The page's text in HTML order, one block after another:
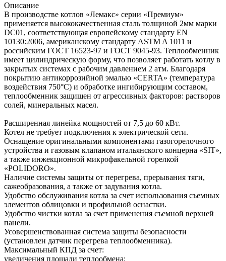
Описание
В производстве котлов «Лемакс» серии «Премиум»
применяется высококачественная сталь толщиной 2мм марки
DC01, соответствующая европейскому стандарту EN
10130:2006, американскому стандарту ASTM A 1011 и
российским ГОСТ 16523-97 и ГОСТ 9045-93. Теплообменник
имеет цилиндрическую форму, что позволяет работать котлу в
закрытых системах с рабочим давлением 2 атм. Благодаря
покрытию антикоррозийной эмалью «CERTA» (температура
воздействия 750°С) и обработке ингибирующим составом,
теплообменник защищен от агрессивных факторов: растворов
солей, минеральных масел.
Расширенная линейка мощностей от 7,5 до 60 кВт.
Котел не требует подключения к электрической сети.
Оснащение оригинальными компонентами газогорелочного
устройства и газовым клапаном итальянского концерна «SIT»,
а также инжекционной микрофакельной горелкой
«POLIDORO».
Наличие системы защиты от перегрева, прерывания тяги,
сажеобразования, а также от задувания котла.
Удобство обслуживания котла за счет использования съемных
элементов облицовки и профильной оснастки.
Удобство чистки котла за счет применения съемной верхней
панели.
Усовершенствованная система защиты безопасности
(установлен датчик перегрева теплообменника).
Максимальный КПД за счет:
увеличения площади теплообмена;